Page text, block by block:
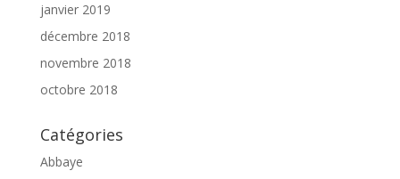
janvier 2019
décembre 2018
novembre 2018
octobre 2018
Catégories
Abbaye